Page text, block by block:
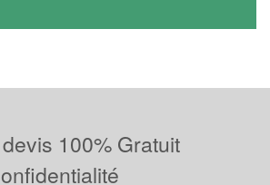
100% Gratuit